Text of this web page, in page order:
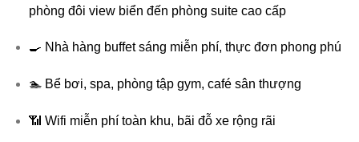
phòng đôi view biển đến phòng suite cao cấp
🍳 Nhà hàng buffet sáng miễn phí, thực đơn phong phú
🏊 Bể bơi, spa, phòng tập gym, café sân thượng
📶 Wifi miễn phí toàn khu, bãi đỗ xe rộng rãi